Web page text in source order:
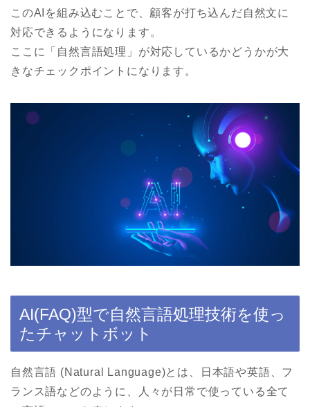
このAIを組み込むことで、顧客が打ち込んだ自然文に
対応できるようになります。
ここに「自然言語処理」が対応しているかどうかが大
きなチェックポイントになります。
AI(FAQ)型で自然言語処理技術を使っ
たチャットボット
自然言語 (Natural Language)とは、日本語や英語、フ
ランス語などのように、人々が日常で使っている全て